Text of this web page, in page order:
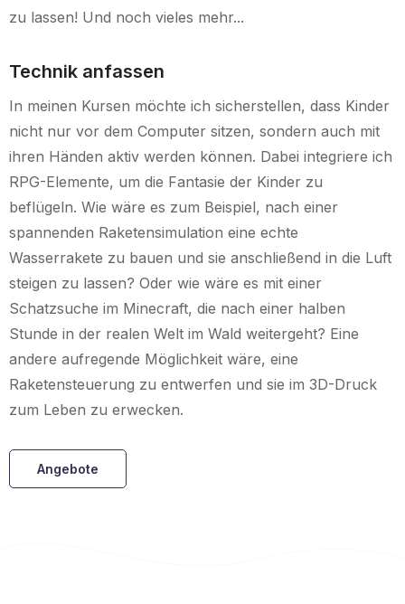
zu lassen! Und noch vieles mehr...
Technik anfassen
In meinen Kursen möchte ich sicherstellen, dass Kinder
nicht nur vor dem Computer sitzen, sondern auch mit
ihren Händen aktiv werden können. Dabei integriere ich
RPG-Elemente, um die Fantasie der Kinder zu
beflügeln. Wie wäre es zum Beispiel, nach einer
spannenden Raketensimulation eine echte
Wasserrakete zu bauen und sie anschließend in die Luft
steigen zu lassen? Oder wie wäre es mit einer
Schatzsuche im Minecraft, die nach einer halben
Stunde in der realen Welt im Wald weitergeht? Eine
andere aufregende Möglichkeit wäre, eine
Raketensteuerung zu entwerfen und sie im 3D-Druck
zum Leben zu erwecken.
Angebote